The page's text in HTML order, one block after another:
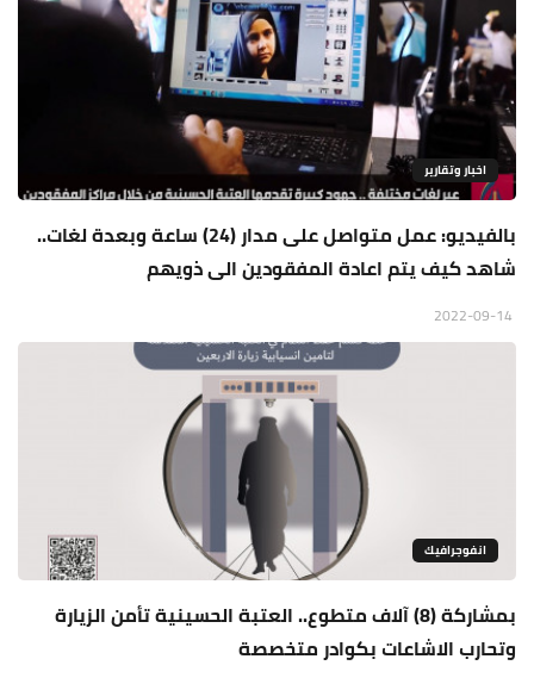
اخبار وتقارير
بالفيديو: عمل متواصل على مدار (24) ساعة وبعدة لغات..
شاهد كيف يتم اعادة المفقودين الى ذويهم
انفوجرافيك
بمشاركة (8) آلاف متطوع.. العتبة الحسينية تأمن الزيارة
وتحارب الاشاعات بكوادر متخصصة